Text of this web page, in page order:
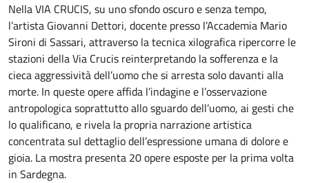
Nella VIA CRUCIS, su uno sfondo oscuro e senza tempo,
l’artista Giovanni Dettori, docente presso l’Accademia Mario
Sironi di Sassari, attraverso la tecnica xilografica ripercorre le
stazioni della Via Crucis reinterpretando la sofferenza e la
cieca aggressività dell’uomo che si arresta solo davanti alla
morte. In queste opere affida l’indagine e l’osservazione
antropologica soprattutto allo sguardo dell’uomo, ai gesti che
lo qualificano, e rivela la propria narrazione artistica
concentrata sul dettaglio dell’espressione umana di dolore e
gioia. La mostra presenta 20 opere esposte per la prima volta
in Sardegna.